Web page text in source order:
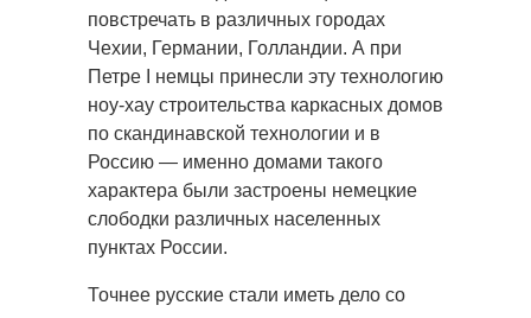
повстречать в различных городах
Чехии, Германии, Голландии. А при
Петре I немцы принесли эту технологию
ноу-хау строительства каркасных домов
по скандинавской технологии и в
Россию — именно домами такого
характера были застроены немецкие
слободки различных населенных
пунктах России.
Точнее русские стали иметь дело со